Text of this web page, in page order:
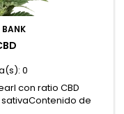
BANK
0
con ratio CBD
de